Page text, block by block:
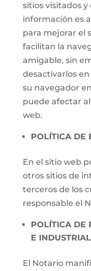
sitios visitados
información es
para mejorar el
facilitan la
amigable, sin
desactivarlos
su navegador
puede afectar
web.
POLÍTICA DE
En el sitio web
otros sitios de
terceros de los
responsable el
POLÍTICA DE
E INDUSTRIAL
El Notario